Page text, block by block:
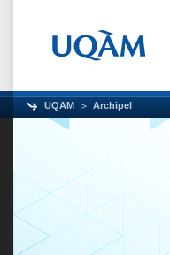
UQAM Archipel